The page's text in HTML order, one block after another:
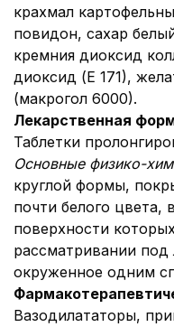
крахмал
повидон, сахар
кремния диоксид
диоксид (Е 171),
(макрогол 6000).
Лекарственная
Таблетки
Основные физико-
круглой формы,
почти белого цвета,
поверхности
рассматривании
окруженное одним
Вазодилататоры,